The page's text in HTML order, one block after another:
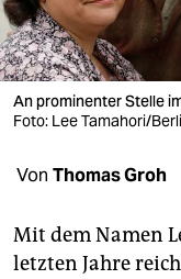
wahrheit
verlag
verlag
veranstaltungen
fragen & hilfe
An prominenter Stelle
Foto: Lee Tamahori/
Von Thomas Groh
Mit dem Namen
letzten Jahre